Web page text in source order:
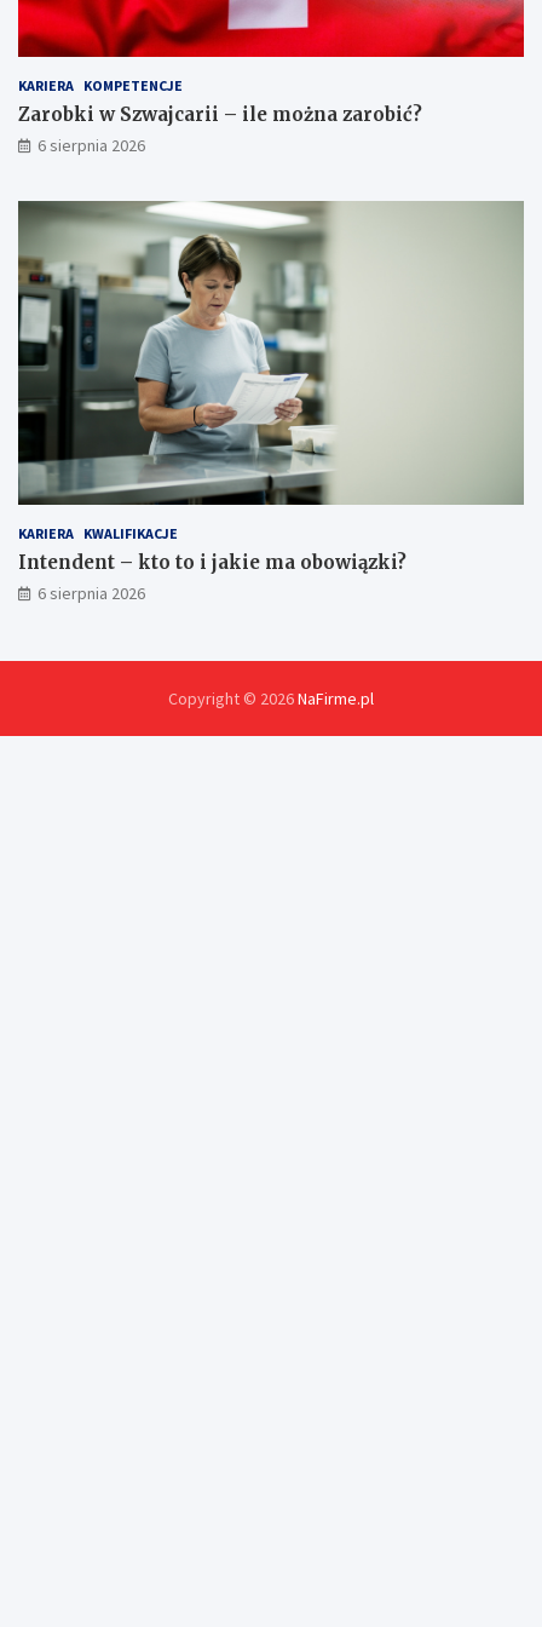
k
i
w
y
m
g
n
i
a
?
KARIERA KOMPETENCJE
Zarobki w Szwajcarii – ile można zarobić?
6 sierpnia 2026
KARIERA KWALIFIKACJE
Intendent – kto to i jakie ma obowiązki?
6 sierpnia 2026
Copyright © 2026NaFirme.pl